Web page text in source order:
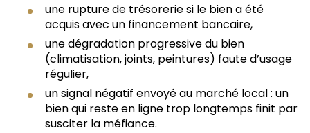
une rupture de trésorerie si le bien a été
acquis avec un financement bancaire,
une dégradation progressive du bien
(climatisation, joints, peintures) faute d’usage
régulier,
un signal négatif envoyé au marché local : un
bien qui reste en ligne trop longtemps finit par
susciter la méfiance.